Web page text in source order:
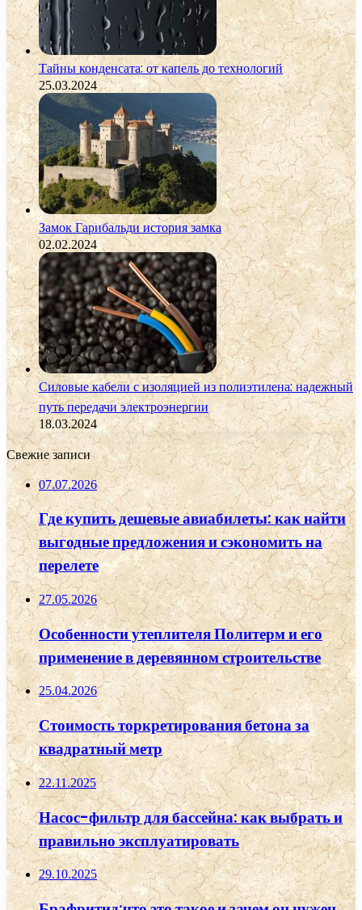
Тайны конденсата: от капель до технологий
25.03.2024
Замок Гарибальди история замка
02.02.2024
Силовые кабели с изоляцией из полиэтилена: надежный
путь передачи электроэнергии
18.03.2024
Свежие записи
07.07.2026
Где купить дешевые авиабилеты: как найти
выгодные предложения и сэкономить на
перелете
27.05.2026
Особенности утеплителя Политерм и его
применение в деревянном строительстве
25.04.2026
Стоимость торкретирования бетона за
квадратный метр
22.11.2025
Насос-фильтр для бассейна: как выбрать и
правильно эксплуатировать
29.10.2025